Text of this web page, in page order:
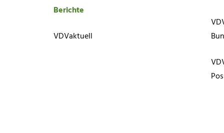
Berichte
VDVaktuell